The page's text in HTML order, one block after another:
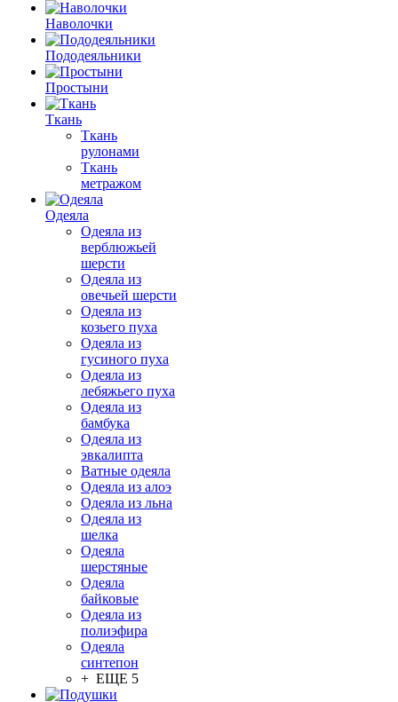
Наволочки
Пододеяльники
Простыни
Ткань
Ткань
рулонами
Ткань
метражом
Одеяла
Одеяла из
верблюжьей
шерсти
Одеяла из
овечьей шерсти
Одеяла из
козьего пуха
Одеяла из
гусиного пуха
Одеяла из
лебяжьего пуха
Одеяла из
бамбука
Одеяла из
эвкалипта
Ватные одеяла
Одеяла из алоэ
Одеяла из льна
Одеяла из
шелка
Одеяла
шерстяные
Одеяла
байковые
Одеяла из
полиэфира
Одеяла
синтепон
+ ЕЩЕ 5